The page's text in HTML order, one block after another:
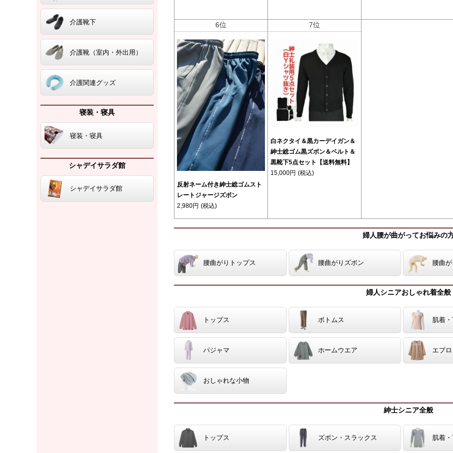
介護靴下
介護靴（室内・外出用）
介護関連グッズ
寝装・寝具
寝装・寝具
シャデイサラダ館
シャデイサラダ館
6位
反射ネーム付き紳士総ゴムスト
レートジャージズボン
2,980円 (税込)
7位
白ネクタイ＆黒カーデイガン＆
紳士総ゴム黒ズボン＆ベルト＆
黒靴下5点セット【送料無料】
15,000円 (税込)
婦人腰が曲がってお悩みの
腰曲がりトップス 腰曲がりズボン 腰曲
婦人シニアおしゃれ着全般
トップス ボトムス 肌着
パジャマ ホームウエア エプ
おしゃれな小物
紳士シニア全般
トップス ズボン・スラックス 肌着